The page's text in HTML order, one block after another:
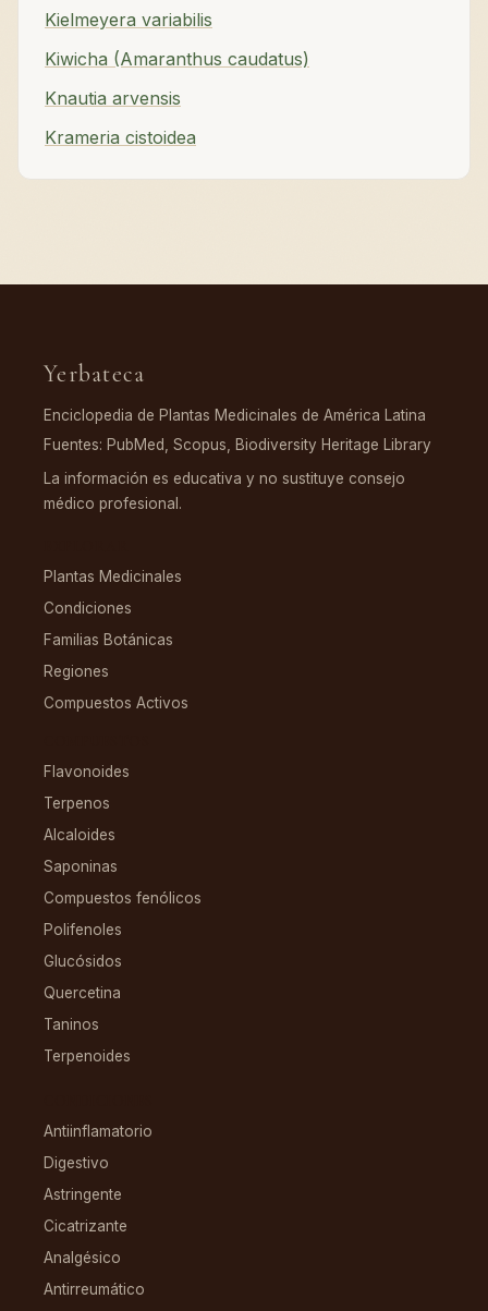
Kielmeyera variabilis
Kiwicha (Amaranthus caudatus)
Knautia arvensis
Krameria cistoidea
Yerbateca
Enciclopedia de Plantas Medicinales de América Latina
Fuentes: PubMed, Scopus, Biodiversity Heritage Library
La información es educativa y no sustituye consejo
médico profesional.
Plantas Medicinales
Condiciones
Familias Botánicas
Regiones
Compuestos Activos
Flavonoides
Terpenos
Alcaloides
Saponinas
Compuestos fenólicos
Polifenoles
Glucósidos
Quercetina
Taninos
Terpenoides
Antiinflamatorio
Digestivo
Astringente
Cicatrizante
Analgésico
Antirreumático